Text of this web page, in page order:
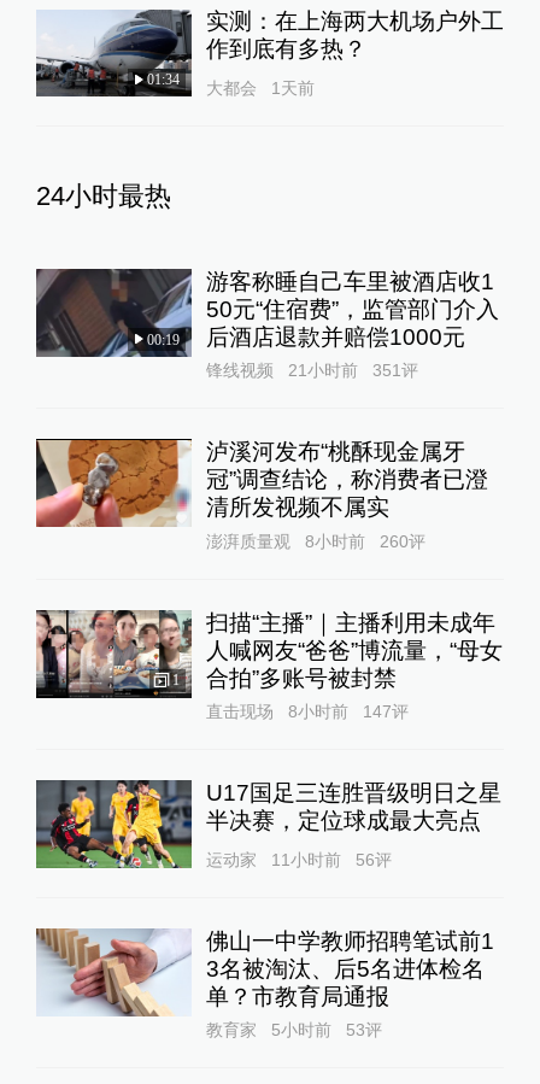
01:34
实测：在上海两大机场户外工
作到底有多热？
大都会 1天前
24小时最热
00:19
游客称睡自己车里被酒店收1
50元“住宿费”，监管部门介入
后酒店退款并赔偿1000元
锋线视频 21小时前 351评
泸溪河发布“桃酥现金属牙
冠”调查结论，称消费者已澄
清所发视频不属实
澎湃质量观 8小时前 260评
1
扫描“主播”｜主播利用未成年
人喊网友“爸爸”博流量，“母女
合拍”多账号被封禁
直击现场 8小时前 147评
U17国足三连胜晋级明日之星
半决赛，定位球成最大亮点
运动家 11小时前 56评
佛山一中学教师招聘笔试前1
3名被淘汰、后5名进体检名
单？市教育局通报
教育家 5小时前 53评